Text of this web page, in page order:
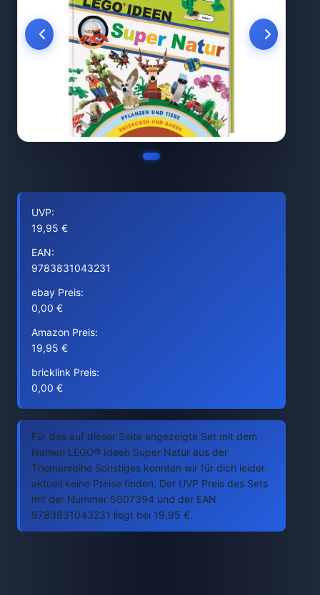
UVP:
19,95 €
EAN:
9783831043231
ebay Preis:
0,00 €
Amazon Preis:
19,95 €
bricklink Preis:
0,00 €
Für das auf dieser Seite angezeigte Set mit dem
Namen LEGO® Ideen Super Natur aus der
Themenreihe Sonstiges konnten wir für dich leider
aktuell keine Preise finden. Der UVP Preis des Sets
mit der Nummer 5007394 und der EAN
9783831043231 liegt bei 19,95 €.